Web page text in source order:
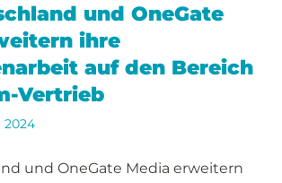
und OneGate
ihre
auf den Bereich
Vertrieb
2024
und OneGate Media erweitern